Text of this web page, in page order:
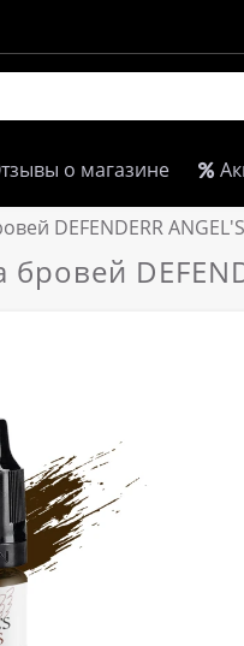
о магазине
DEFENDERR
бровей